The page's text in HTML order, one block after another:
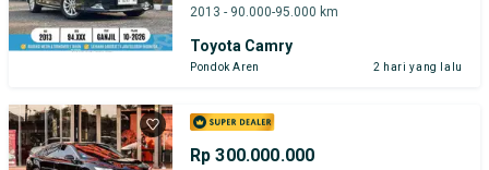
2013 - 90.000-95.000 km
Toyota Camry
Pondok Aren 2 hari yang lalu
Rp 300.000.000